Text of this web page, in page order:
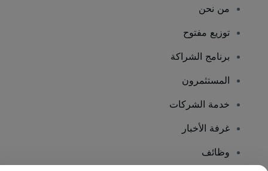
من نحن
توزيع مفتوح
برنامج الشراكة
المستثمرون
خدمة الشركات
غرفة الأخبار
وظائف